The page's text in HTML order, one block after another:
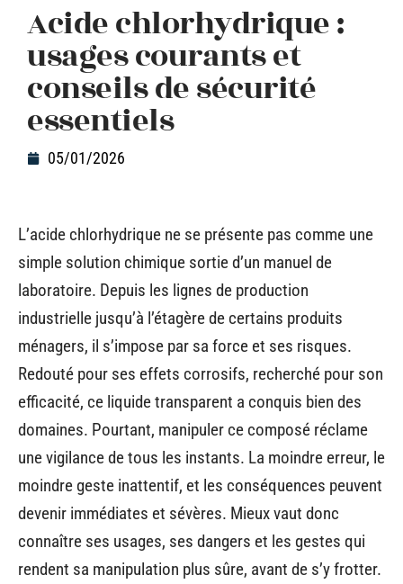
Acide chlorhydrique :
usages courants et
conseils de sécurité
essentiels
05/01/2026
L’acide chlorhydrique ne se présente pas comme une
simple solution chimique sortie d’un manuel de
laboratoire. Depuis les lignes de production
industrielle jusqu’à l’étagère de certains produits
ménagers, il s’impose par sa force et ses risques.
Redouté pour ses effets corrosifs, recherché pour son
efficacité, ce liquide transparent a conquis bien des
domaines. Pourtant, manipuler ce composé réclame
une vigilance de tous les instants. La moindre erreur, le
moindre geste inattentif, et les conséquences peuvent
devenir immédiates et sévères. Mieux vaut donc
connaître ses usages, ses dangers et les gestes qui
rendent sa manipulation plus sûre, avant de s’y frotter.